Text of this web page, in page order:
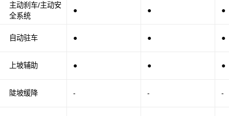
主动刹车/主动安
全系统
自动驻车
上坡辅助
陡坡缓降
● ● ●
● ● ●
● ● ●
- - -